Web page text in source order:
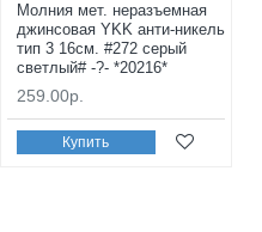
Молния мет. неразъемная
джинсовая YKK анти-никель
тип 3 16см. #272 серый
светлый# -?- *20216*
259.00р.
Купить